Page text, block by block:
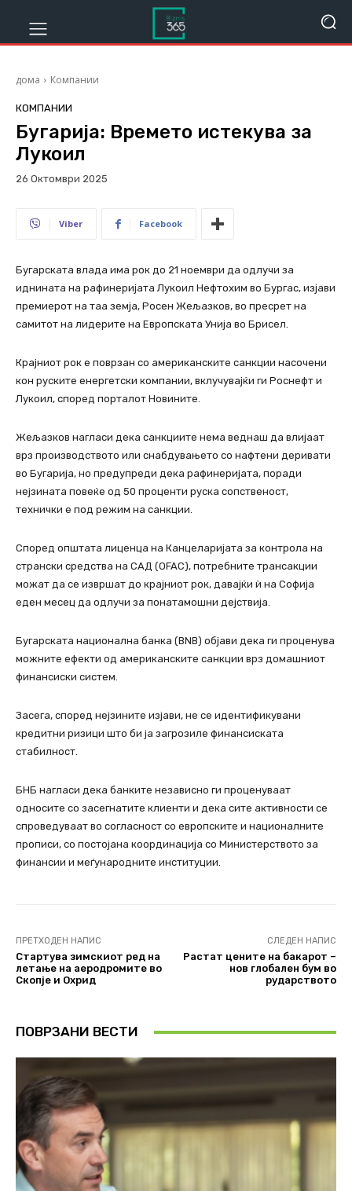
дома Компании
КОМПАНИИ
Бугарија: Времето истекува за
Лукоил
26 Октомври 2025
Viber Facebook
Бугарската влада има рок до 21 ноември да одлучи за
иднината на рафинеријата Лукоил Нефтохим во Бургас, изјави
премиерот на таа земја, Росен Жељазков, во пресрет на
самитот на лидерите на Европската Унија во Брисел.
Крајниот рок е поврзан со американските санкции насочени
кон руските енергетски компании, вклучувајќи ги Роснефт и
Лукоил, според порталот Новините.
Жељазков нагласи дека санкциите нема веднаш да влијаат
врз производството или снабдувањето со нафтени деривати
во Бугарија, но предупреди дека рафинеријата, поради
нејзината повеќе од 50 проценти руска сопственост,
технички е под режим на санкции.
Според општата лиценца на Канцеларијата за контрола на
странски средства на САД (OFAC), потребните трансакции
можат да се извршат до крајниот рок, давајќи ѝ на Софија
еден месец да одлучи за понатамошни дејствија.
Бугарската национална банка (BNB) објави дека ги проценува
можните ефекти од американските санкции врз домашниот
финансиски систем.
Засега, според нејзините изјави, не се идентификувани
кредитни ризици што би ја загрозиле финансиската
стабилност.
БНБ нагласи дека банките независно ги проценуваат
односите со засегнатите клиенти и дека сите активности се
спроведуваат во согласност со европските и националните
прописи, со постојана координација со Министерството за
финансии и меѓународните институции.
ПРЕТХОДЕН НАПИС
Стартува зимскиот ред на
летање на аеродромите во
Скопје и Охрид
СЛЕДЕН НАПИС
Растат цените на бакарот –
нов глобален бум во
рударството
ПОВРЗАНИ ВЕСТИ